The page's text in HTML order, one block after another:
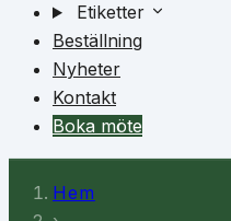
Etiketter
Beställning
Nyheter
Kontakt
Boka möte
Hem